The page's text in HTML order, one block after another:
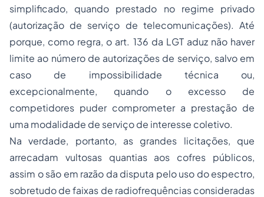
simplificado, quando prestado no regime privado
(autorização de serviço de telecomunicações). Até
porque, como regra, o art. 136 da LGT aduz não haver
limite ao número de autorizações de serviço, salvo em
caso de impossibilidade técnica ou,
excepcionalmente, quando o excesso de
competidores puder comprometer a prestação de
uma modalidade de serviço de interesse coletivo.
Na verdade, portanto, as grandes licitações, que
arrecadam vultosas quantias aos cofres públicos,
assim o são em razão da disputa pelo uso do espectro,
sobretudo de faixas de radiofrequências consideradas